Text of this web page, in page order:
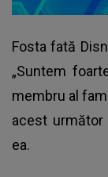
Fosta fată
„Suntem
membru al
acest următor
ea.